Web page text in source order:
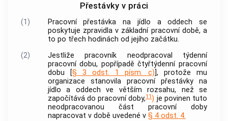
Přestávky v práci
(1)
Pracovní přestávka na jídlo a oddech se
poskytuje zpravidla v základní pracovní době, a
to po třech hodinách od jejího začátku.
(2)
Jestliže pracovník neodpracoval týdenní
pracovní dobu, popřípadě čtyřtýdenní pracovní
dobu [§ 3 odst. 1 písm. c)], protože mu
organizace stanovila pracovní přestávky na
jídlo a oddech ve větším rozsahu, než se
započítává do pracovní doby,11) je povinen tuto
neodpracovanou část pracovní doby
napracovat v době uvedené v § 4 odst. 4.